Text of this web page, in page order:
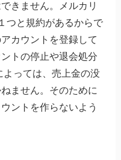
きません。メルカリ
つと規約があるからで
カウントを登録して
トの停止や退会処分
よっては、売上金の没
ません。そのために
ントを作らないよう